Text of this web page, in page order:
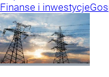
Finanse i inwestycje